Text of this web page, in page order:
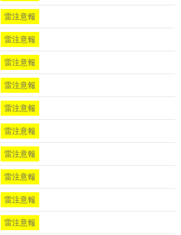
雷注意報
雷注意報
雷注意報
雷注意報
雷注意報
雷注意報
雷注意報
雷注意報
雷注意報
雷注意報